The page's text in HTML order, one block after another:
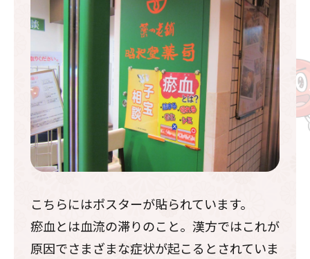
こちらにはポスターが貼られています。
瘀血とは血流の滞りのこと。漢方ではこれが
原因でさまざまな症状が起こるとされていま